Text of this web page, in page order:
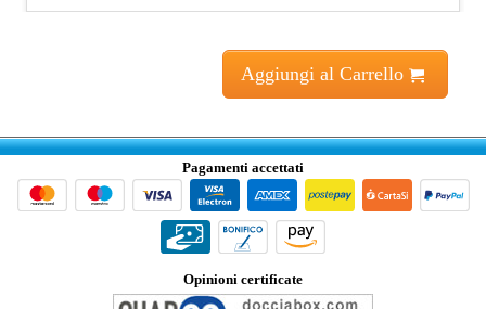
Aggiungi al Carrello
Pagamenti accettati
Opinioni certificate